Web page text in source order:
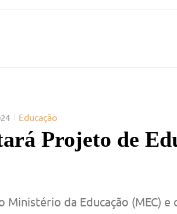
Educação
Projeto de
da Educação (MEC) e